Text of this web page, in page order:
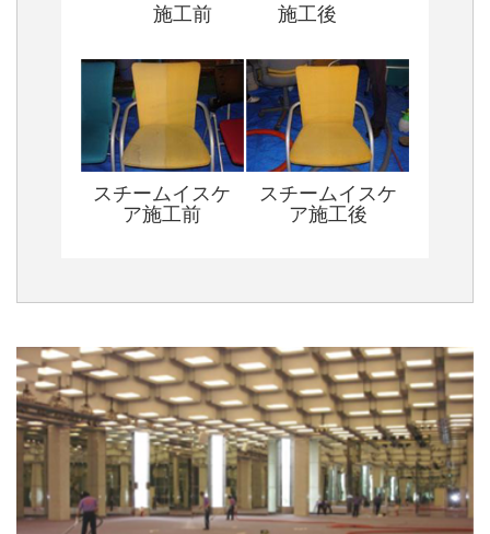
施工前 施工後
スチームイスケ
ア施工前
スチームイスケ
ア施工後